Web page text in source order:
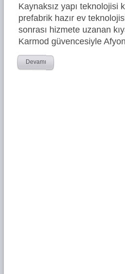
Kaynaksız yapı teknolojisi
prefabrik hazır ev
sonrası hizmete uzanan
Karmod güvencesiyle
Devamı